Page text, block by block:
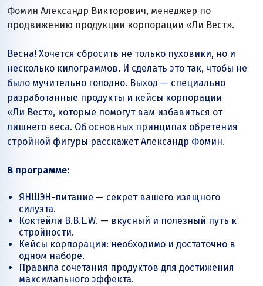
Фомин Александр Викторович, менеджер по
продвижению продукции корпорации «Ли Вест».
Весна! Хочется сбросить не только пуховики, но и
несколько килограммов. И сделать это так, чтобы не
было мучительно голодно. Выход — специально
разработанные продукты и кейсы корпорации
«Ли Вест», которые помогут вам избавиться от
лишнего веса. Об основных принципах обретения
стройной фигуры расскажет Александр Фомин.
В программе:
ЯНШЭН-питание — секрет вашего изящного
силуэта.
Коктейли B.B.L.W. — вкусный и полезный путь к
стройности.
Кейсы корпорации: необходимо и достаточно в
одном наборе.
Правила сочетания продуктов для достижения
максимального эффекта.